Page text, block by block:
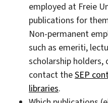
employed at Freie
publications for
Non-permanent
such as emeriti,
scholarship holders,
contact theSEP
libraries.